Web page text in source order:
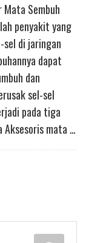
Sembuh
penyakit yang
di jaringan
dapat
dan
sel-sel
pada tiga
Aksesoris mata …